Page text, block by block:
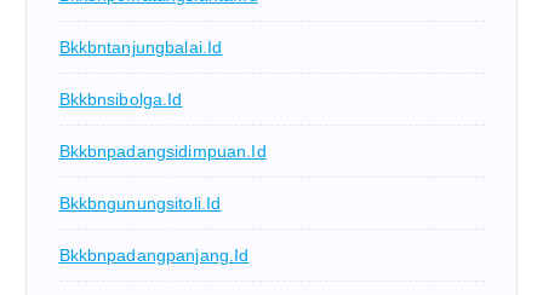
Bkkbntanjungbalai.id
Bkkbnsibolga.id
Bkkbnpadangsidimpuan.id
Bkkbngunungsitoli.id
Bkkbnpadangpanjang.id